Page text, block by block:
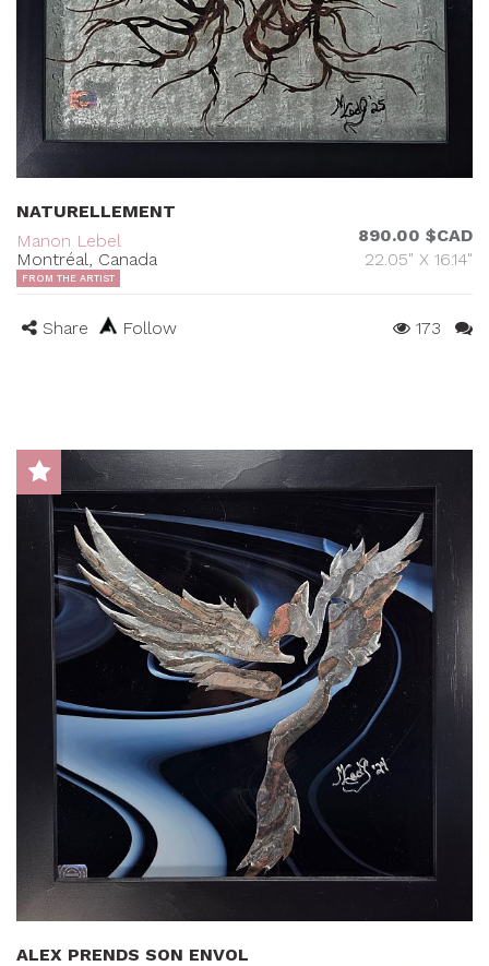
NATURELLEMENT
Manon Lebel
Montréal, Canada
890.00 $CAD
22.05" X 16.14"
FROM THE ARTIST
Share Follow 173
ALEX PRENDS SON ENVOL